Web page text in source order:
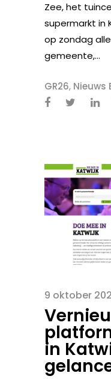
Zee, het
supermarkt in
op zondag
gemeente,...
GR26, Nieuws
9 oktober
in